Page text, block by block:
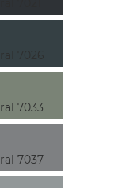
ral 7033
ral 7037